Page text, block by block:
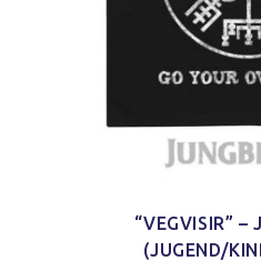
“VEGVISIR” –
(JUGEND/